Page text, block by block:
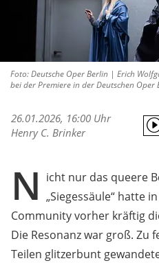
Foto: Deutsche Oper Berlin | Erich
bei der Premiere in der Deutschen
26.01.2026, 16:00 Uhr
Henry C. Brinker
N icht nur das queere
„Siegessäule“ hatte
Community vorher kräftig
Die Resonanz war groß. Zu
Teilen glitzerbunt